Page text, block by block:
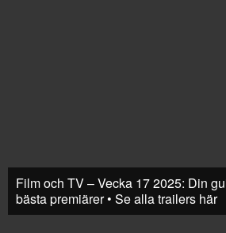
Film och TV – Vecka 17 2025: Din
bästa premiärer • Se alla trailers här